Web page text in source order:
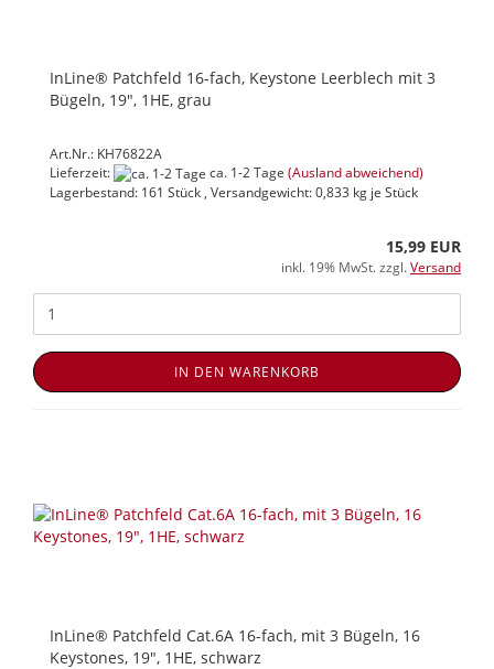
InLine® Patchfeld 16-fach, Keystone Leerblech mit 3
Bügeln, 19", 1HE, grau
Art.Nr.: KH76822A
Lieferzeit:
ca. 1-2 Tage (Ausland abweichend)
Lagerbestand: 161 Stück , Versandgewicht:0,833 kg je Stück
15,99 EUR
inkl. 19% MwSt. zzgl.Versand
IN DEN WARENKORB
InLine® Patchfeld Cat.6A 16-fach, mit 3 Bügeln, 16
Keystones, 19", 1HE, schwarz